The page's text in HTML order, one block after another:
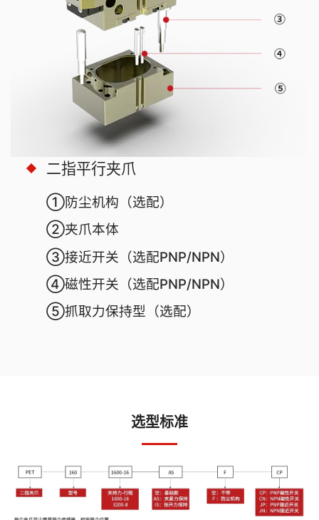
二指平行夹爪
①防尘机构（选配）
②夹爪本体
③接近开关（选配PNP/NPN）
④磁性开关（选配PNP/NPN）
⑤抓取力保持型（选配）
选型标准